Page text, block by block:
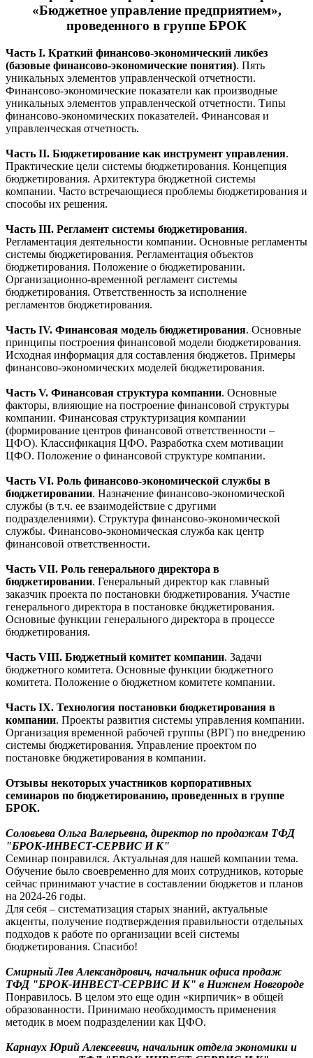
«Бюджетное управление предприятием»,
проведенного в группе БРОК
Часть I. Краткий финансово-экономический ликбез
(базовые финансово-экономические понятия). Пять
уникальных элементов управленческой отчетности.
Финансово-экономические показатели как производные
уникальных элементов управленческой отчетности. Типы
финансово-экономических показателей. Финансовая и
управленческая отчетность.
Часть II. Бюджетирование как инструмент управления.
Практические цели системы бюджетирования. Концепция
бюджетирования. Архитектура бюджетной системы
компании. Часто встречающиеся проблемы бюджетирования и
способы их решения.
Часть III. Регламент системы бюджетирования.
Регламентация деятельности компании. Основные регламенты
системы бюджетирования. Регламентация объектов
бюджетирования. Положение о бюджетировании.
Организационно-временной регламент системы
бюджетирования. Ответственность за исполнение
регламентов бюджетирования.
Часть IV. Финансовая модель бюджетирования. Основные
принципы построения финансовой модели бюджетирования.
Исходная информация для составления бюджетов. Примеры
финансово-экономических моделей бюджетирования.
Часть V. Финансовая структура компании. Основные
факторы, влияющие на построение финансовой структуры
компании. Финансовая структуризация компании
(формирование центров финансовой ответственности –
ЦФО). Классификация ЦФО. Разработка схем мотивации
ЦФО. Положение о финансовой структуре компании.
Часть VI. Роль финансово-экономической службы в
бюджетировании. Назначение финансово-экономической
службы (в т.ч. ее взаимодействие с другими
подразделениями). Структура финансово-экономической
службы. Финансово-экономическая служба как центр
финансовой ответственности.
Часть VII. Роль генерального директора в
бюджетировании. Генеральный директор как главный
заказчик проекта по постановки бюджетирования. Участие
генерального директора в постановке бюджетирования.
Основные функции генерального директора в процессе
бюджетирования.
Часть VIII. Бюджетный комитет компании. Задачи
бюджетного комитета. Основные функции бюджетного
комитета. Положение о бюджетном комитете компании.
Часть IX. Технология постановки бюджетирования в
компании. Проекты развития системы управления компании.
Организация временной рабочей группы (ВРГ) по внедрению
системы бюджетирования. Управление проектом по
постановке бюджетирования в компании.
Отзывы некоторых участников корпоративных
семинаров по бюджетированию, проведенных в группе
БРОК.
Соловьева Ольга Валерьевна, директор по продажам ТФД
"БРОК-ИНВЕСТ-СЕРВИС И К"
Семинар понравился. Актуальная для нашей компании тема.
Обучение было своевременно для моих сотрудников, которые
сейчас принимают участие в составлении бюджетов и планов
на 2024-26 годы.
Для себя – систематизация старых знаний, актуальные
акценты, получение подтверждения правильности отдельных
подходов к работе по организации всей системы
бюджетирования. Спасибо!
Смирный Лев Александрович, начальник офиса продаж
ТФД "БРОК-ИНВЕСТ-СЕРВИС И К" в Нижнем Новгороде
Понравилось. В целом это еще один «кирпичик» в общей
образованности. Принимаю необходимость применения
методик в моем подразделении как ЦФО.
Карнаух Юрий Алексеевич, начальник отдела экономики и